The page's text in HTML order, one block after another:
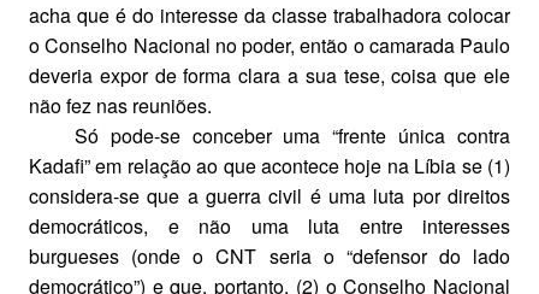
acha que é do interesse da classe trabalhadora colocar
o Conselho Nacional no poder, então o camarada Paulo
deveria expor de forma clara a sua tese, coisa que ele
não fez nas reuniões.
Só pode-se conceber uma “frente única contra
Kadafi” em relação ao que acontece hoje na Líbia se (1)
considera-se que a guerra civil é uma luta por direitos
democráticos, e não uma luta entre interesses
burgueses (onde o CNT seria o “defensor do lado
democrático”) e que, portanto, (2) o Conselho Nacional